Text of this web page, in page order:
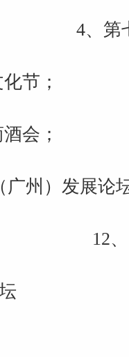
、第
节；
会；
广州）发展论
、